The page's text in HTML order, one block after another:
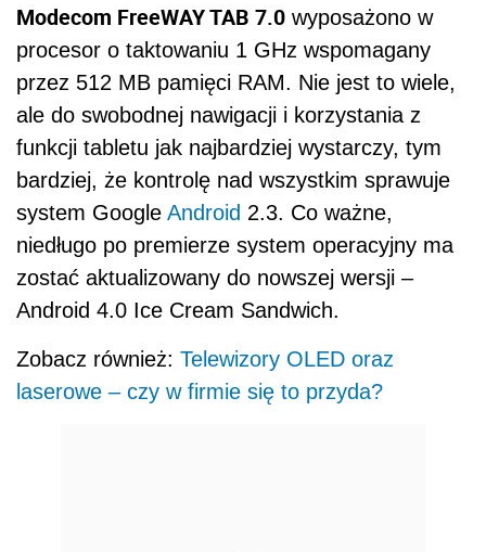
Modecom FreeWAY TAB 7.0 wyposażono w
procesor o taktowaniu 1 GHz wspomagany
przez 512 MB pamięci RAM. Nie jest to wiele,
ale do swobodnej nawigacji i korzystania z
funkcji tabletu jak najbardziej wystarczy, tym
bardziej, że kontrolę nad wszystkim sprawuje
system Google Android 2.3. Co ważne,
niedługo po premierze system operacyjny ma
zostać aktualizowany do nowszej wersji –
Android 4.0 Ice Cream Sandwich.
Zobacz również: Telewizory OLED oraz
laserowe – czy w firmie się to przyda?